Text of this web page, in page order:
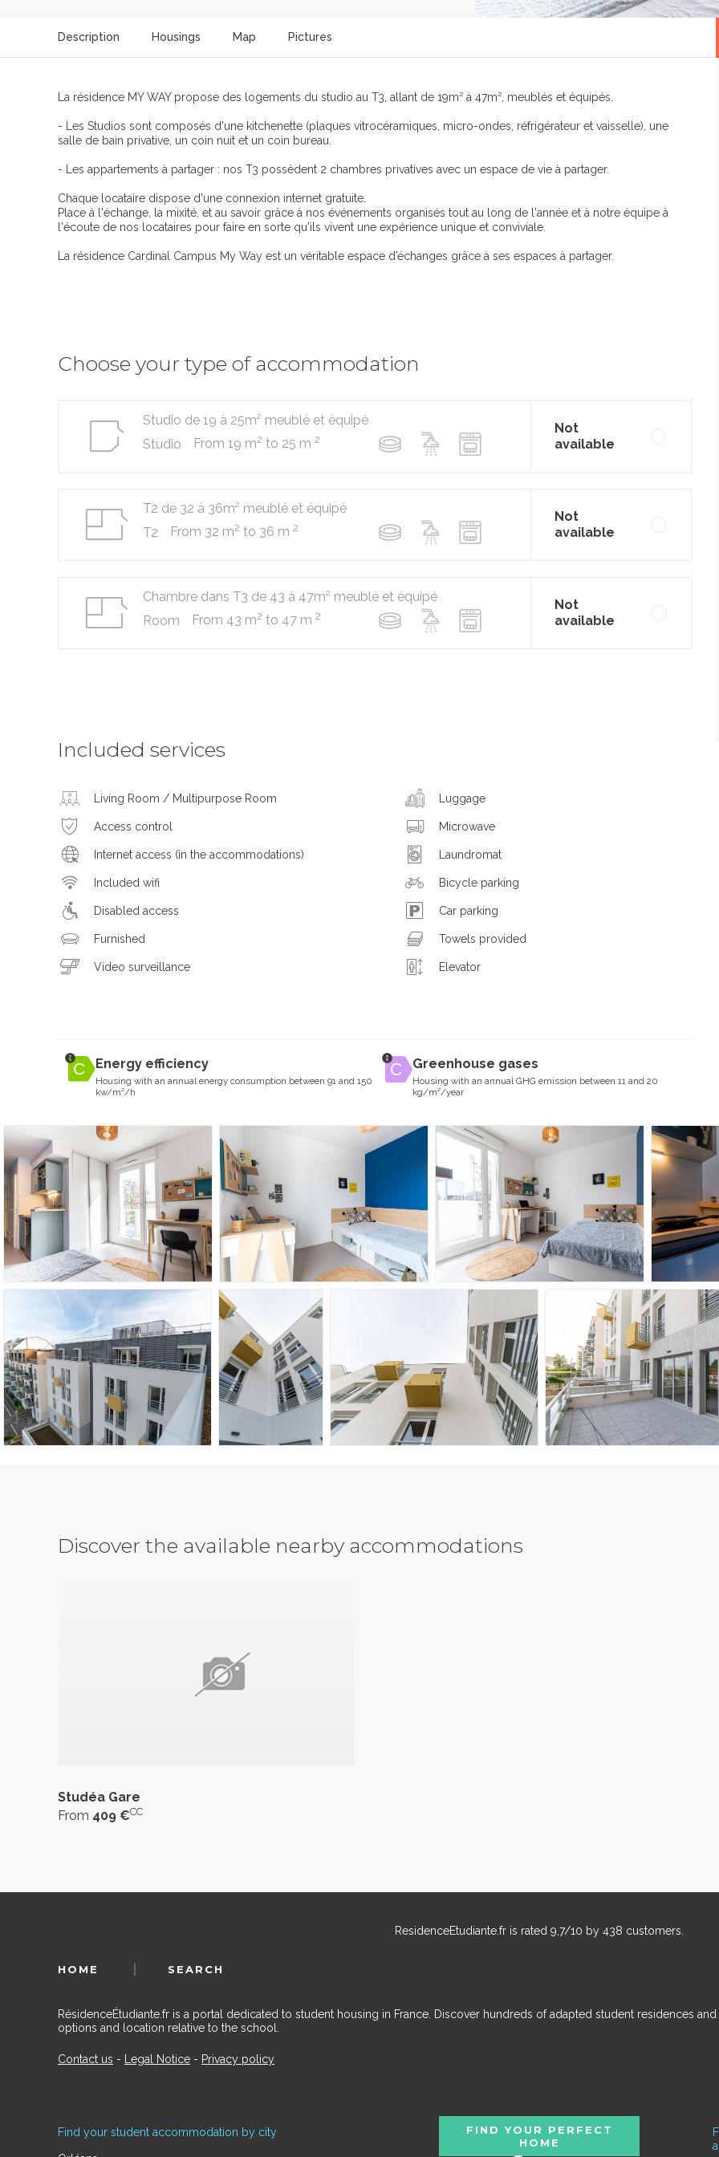
Description Housings Map Pictures
La résidence MY WAY propose des logements du studio au T3, allant de 19m² à 47m², meublés et équipés.
- Les Studios sont composés d'une kitchenette (plaques vitrocéramiques, micro-ondes, réfrigérateur et vaisselle), une
salle de bain privative, un coin nuit et un coin bureau.
- Les appartements à partager : nos T3 possèdent 2 chambres privatives avec un espace de vie à partager.
Chaque locataire dispose d'une connexion internet gratuite.
Place à l'échange, la mixité, et au savoir grâce à nos événements organisés tout au long de l'année et à notre équipe à
l'écoute de nos locataires pour faire en sorte qu'ils vivent une expérience unique et conviviale.
La résidence Cardinal Campus My Way est un véritable espace d’échanges grâce à ses espaces à partager.
Choose your type of accommodation
Studio de 19 à 25m² meublé et équipé
Studio
From 19 m2 to 25 m 2
Not
available
T2 de 32 à 36m² meublé et équipé
T2
From 32 m2 to 36 m 2
Not
available
Chambre dans T3 de 43 à 47m² meublé et équipé
Room
From 43 m2 to 47 m 2
Not
available
Included services
Living Room / Multipurpose Room
Access control
Internet access (in the accommodations)
Included wifi
Disabled access
Furnished
Video surveillance
Luggage
Microwave
Laundromat
Bicycle parking
Car parking
Towels provided
Elevator
Energy efficiency
Housing with an annual energy consumption between 91 and 150
kw/m²/h
Greenhouse gases
Housing with an annual GHG emission between 11 and 20
kg/m²/year
Discover the available nearby accommodations
Studéa Gare
From 409 €CC
ResidenceEtudiante.fr is rated 9,7/10 by 438 customers.
HOME SEARCH
RésidenceÉtudiante.fr is a portal dedicated to student housing in France. Discover hundreds of adapted student residences
options and location relative to the school.
Contact us - Legal Notice - Privacy policy
Find your student accommodation by city
FIND YOUR PERFECT
HOME